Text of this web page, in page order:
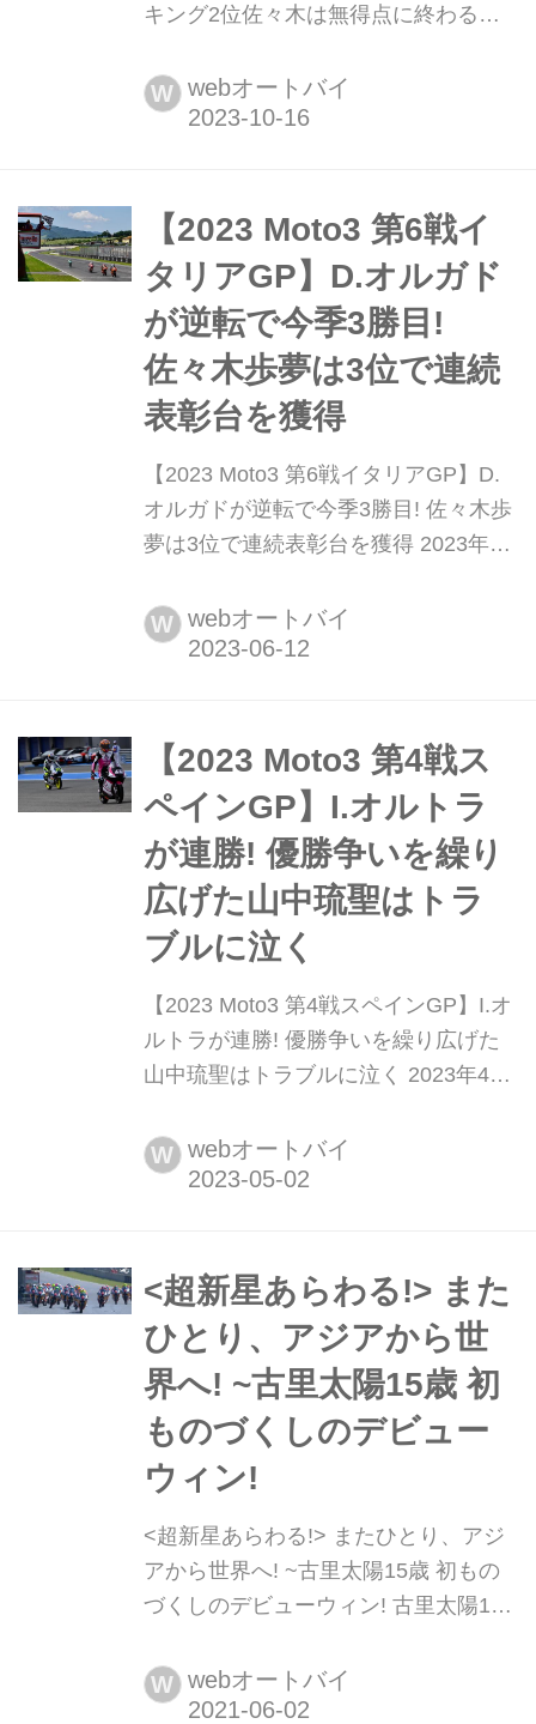
キング2位佐々木は無得点に終わる
選手権第15戦インドネシアGPがマン
ダリカ・インターナショナル・サーキ
佐々木歩夢(Liqui Moly Husqvarna
Intact GP)がタイト...
W webオートバイ
【2023 Moto3 第6戦イ
タリアGP】D.オルガド
が逆転で今季3勝目!
佐々木歩夢は3位で連続
表彰台を獲得
【2023 Moto3 第6戦イタリアGP】D.
オルガドが逆転で今季3勝目! 佐々木歩
夢は3位で連続表彰台を獲得 2023年6
戦イタリアGPが行われた。フリー走
行から予選まで全てのセッションで圧
勝が期待されたオンジュだったが、決
勝ではコース特性をうまく使...
W webオートバイ
【2023 Moto3 第4戦ス
ペインGP】I.オルトラ
が連勝! 優勝争いを繰り
広げた山中琉聖はトラ
ブルに泣く
【2023 Moto3 第4戦スペインGP】I.オ
ルトラが連勝! 優勝争いを繰り広げた
山中琉聖はトラブルに泣く 2023年4月
スペインGPが行われた。Moto3クラス
では前戦アメリカズGPで自身初優勝
まに連勝を達成。一躍ランキング3位
に浮上しチャンピオン争いに食い込...
W webオートバイ
<超新星あらわる!> また
ひとり、アジアから世
界へ! ~古里太陽15歳 初
ものづくしのデビュー
ウィン!
<超新星あらわる!> またひとり、アジ
アから世界へ! ~古里太陽15歳 初もの
づくしのデビューウィン! 古里太陽15
ス、初めてのマシン、初めてのチーム
だったから」とかなんとか、注目のラ
W webオートバイ